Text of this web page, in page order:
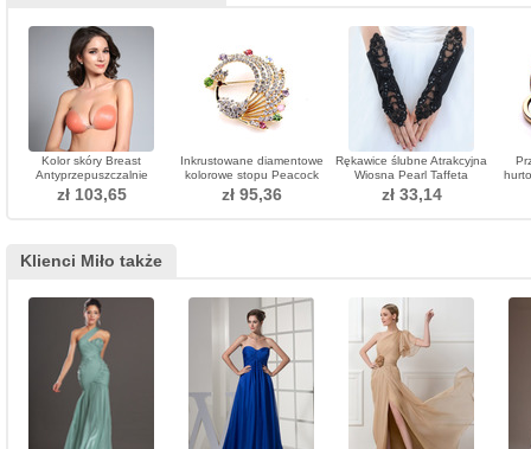
Kolor skóry Breast
Antyprzepuszczalnie
zebrany Stealth
niewidoczny biustonosz
zł 103,65
Inkrustowane diamentowe
kolorowe stopu Peacock
Broszka
zł 95,36
Rękawice ślubne Atrakcyjna
Wiosna Pearl Taffeta
Outdoor
zł 33,14
Klienci Miło także